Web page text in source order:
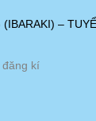
–
đăng kí